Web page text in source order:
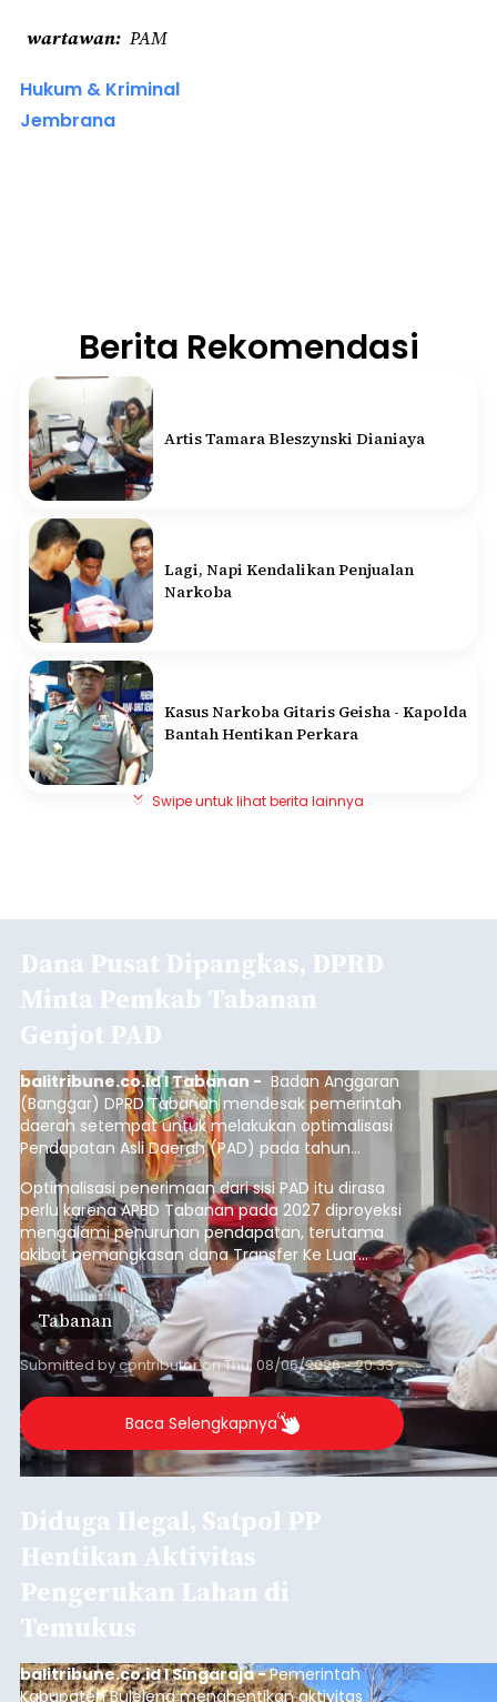
wartawan PAM
Hukum & Kriminal
Jembrana
Berita Rekomendasi
Artis Tamara Bleszynski Dianiaya
Lagi, Napi Kendalikan Penjualan
Narkoba
Kasus Narkoba Gitaris Geisha - Kapolda
Bantah Hentikan Perkara
Dana Pusat Dipangkas, DPRD
Minta Pemkab Tabanan
Genjot PAD